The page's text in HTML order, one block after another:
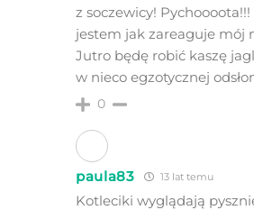
z soczewicy!
jestem jak zareaguje mój
Jutro będę robić kaszę
w nieco egzotycznej
0
paula83 13 lat temu
Kotleciki wyglądają